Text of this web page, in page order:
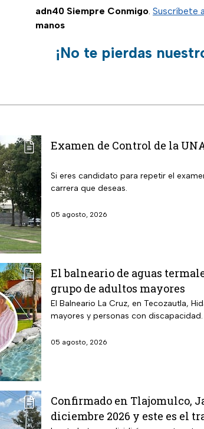
adn40 Siempre Conmigo Suscríbete
manos
¡No te pierdas
Examen de Control de la
Si eres candidato para repetir el
carrera que deseas.
05 agosto, 2026
El balneario de aguas
grupo de adultos mayores
El Balneario La Cruz, en Tecozautla,
mayores y personas con discapacidad.
05 agosto, 2026
Confirmado en Tlajomulco,
diciembre 2026 y este es el